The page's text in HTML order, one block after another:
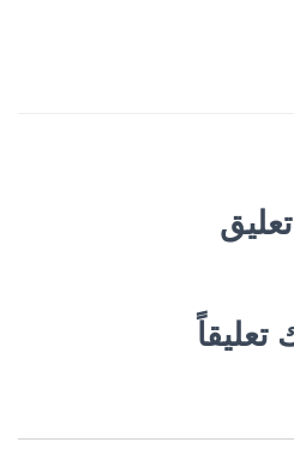
تعليقاً